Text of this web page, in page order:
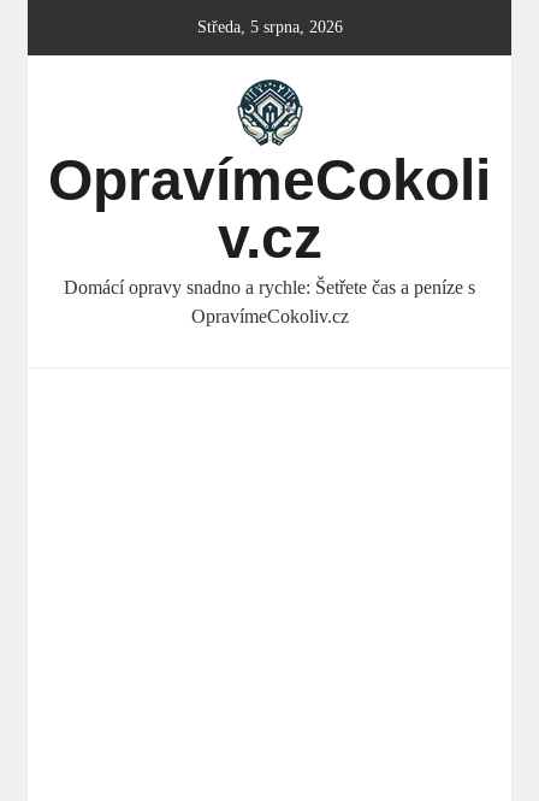
Středa, 5 srpna, 2026
OpravímeCokoli
v.cz
Domácí opravy snadno a rychle: Šetřete čas a peníze s
OpravímeCokoliv.cz